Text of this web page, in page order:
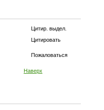
Цитир. выдел.
Цитировать
Пожаловаться
Наверх